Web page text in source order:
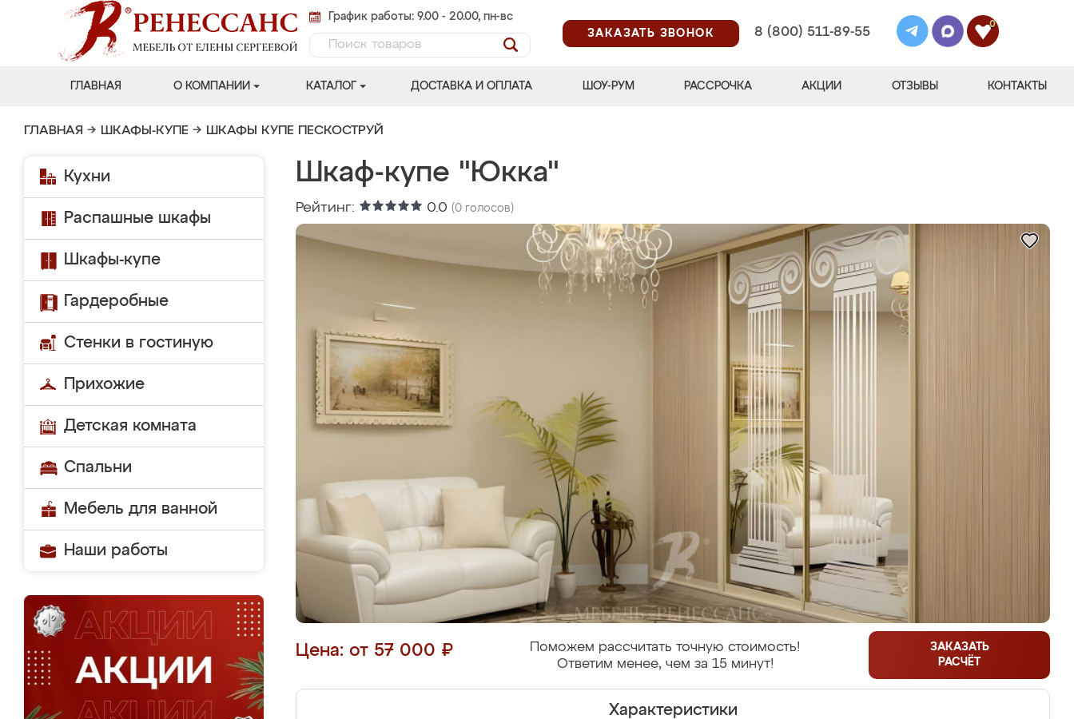
График работы: 9.00 - 20.00, пн-вс
ЗАКАЗАТЬ ЗВОНОК
8 (800) 511-89-55
0
ГЛАВНАЯ О КОМПАНИИ КАТАЛОГ ДОСТАВКА И ОПЛАТА ШОУ-РУМ РАССРОЧКА АКЦИИ ОТЗЫВЫ КОНТАКТЫ
ГЛАВНАЯ → ШКАФЫ-КУПЕ → ШКАФЫ КУПЕ ПЕСКОСТРУЙ
Кухни
Распашные шкафы
Шкафы-купе
Гардеробные
Стенки в гостиную
Прихожие
Детская комната
Спальни
Мебель для ванной
Наши работы
Шкаф-купе "Юкка"
Рейтинг: 0.0 (0 голосов)
Цена: от 57 000 ₽
Поможем рассчитать точную стоимость!
Ответим менее, чем за 15 минут!
ЗАКАЗАТЬ
РАСЧЁТ
Характеристики